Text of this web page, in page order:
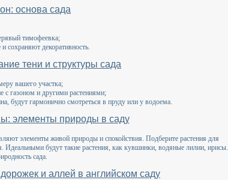
основа сада
тимофеевка;
сохраняют декоративность.
тени и структуры сада
вашего участка;
с газоном и другими растениями;
будут гармонично смотреться в пруду или у водоема.
элементы природы в саду
элементы живой природы и спокойствия. Подберите растения для
будут такие растения, как кувшинки, водяные лилии, ирисы.
сада.
и аллей в английском саду